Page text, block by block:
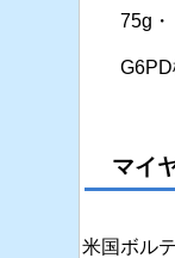
75g
G6PD
マイ
米国ボル